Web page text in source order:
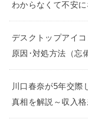
わからなくて不安に
デスクトップアイ
原因･対処方法（忘
川口春奈が5年交際
真相を解説～収入